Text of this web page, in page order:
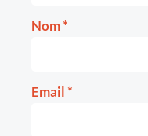
Nom*
Email*